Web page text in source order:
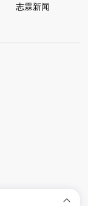
志霖新闻